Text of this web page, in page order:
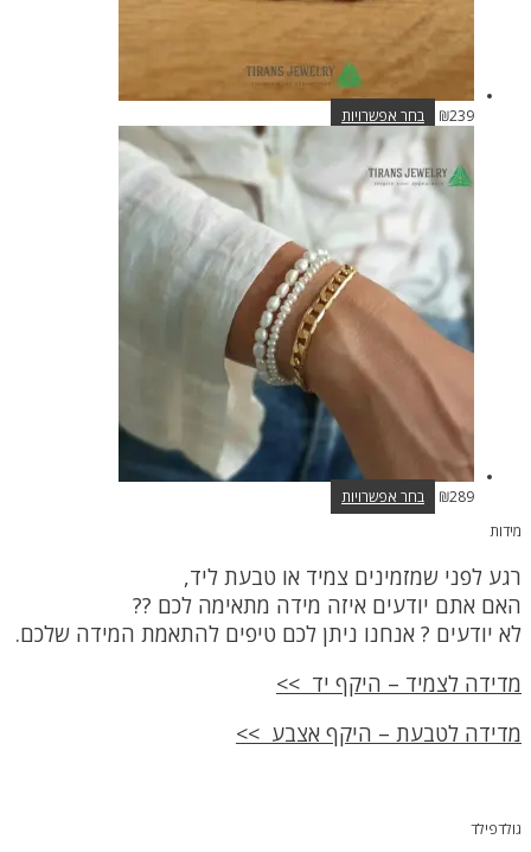
₪239 בחר אפשרויות
סוגים.
לבחור
את
האפשרויות
בעמוד
המוצר
₪289 בחר אפשרויות
זה
סוגים.
ניתן
לבחור
את
בעמוד
המוצר
מידות
רגע לפני שמזמינים צמיד או טבעת ליד,
האם אתם יודעים איזה מידה מתאימה לכם ??
לא יודעים ? אנחנו ניתן לכם טיפים להתאמת המידה שלכם.
מדידה לצמיד – היקף יד >>
מדידה לטבעת – היקף אצבע >>
גולדפילד